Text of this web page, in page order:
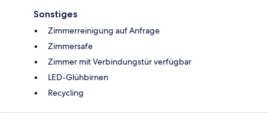
Sonstiges
Zimmerreinigung auf Anfrage
Zimmersafe
Zimmer mit Verbindungstür verfügbar
LED-Glühbirnen
Recycling